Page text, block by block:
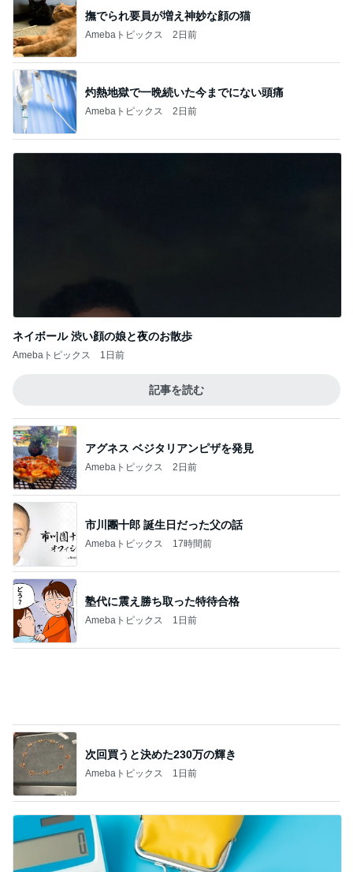
灼熱地獄で一晩続いた今までにない頭痛
Amebaトピックス 2日前
Amebaトピックス 2日前
市川團十郎 誕生日だった父の話
Amebaトピックス 17時間前
塾代に震え勝ち取った特待合格
Amebaトピックス 1日前
次回買うと決めた230万の輝き
Amebaトピックス 1日前
1日約240円のクーラー節約の努力
Amebaトピックス 19時間前